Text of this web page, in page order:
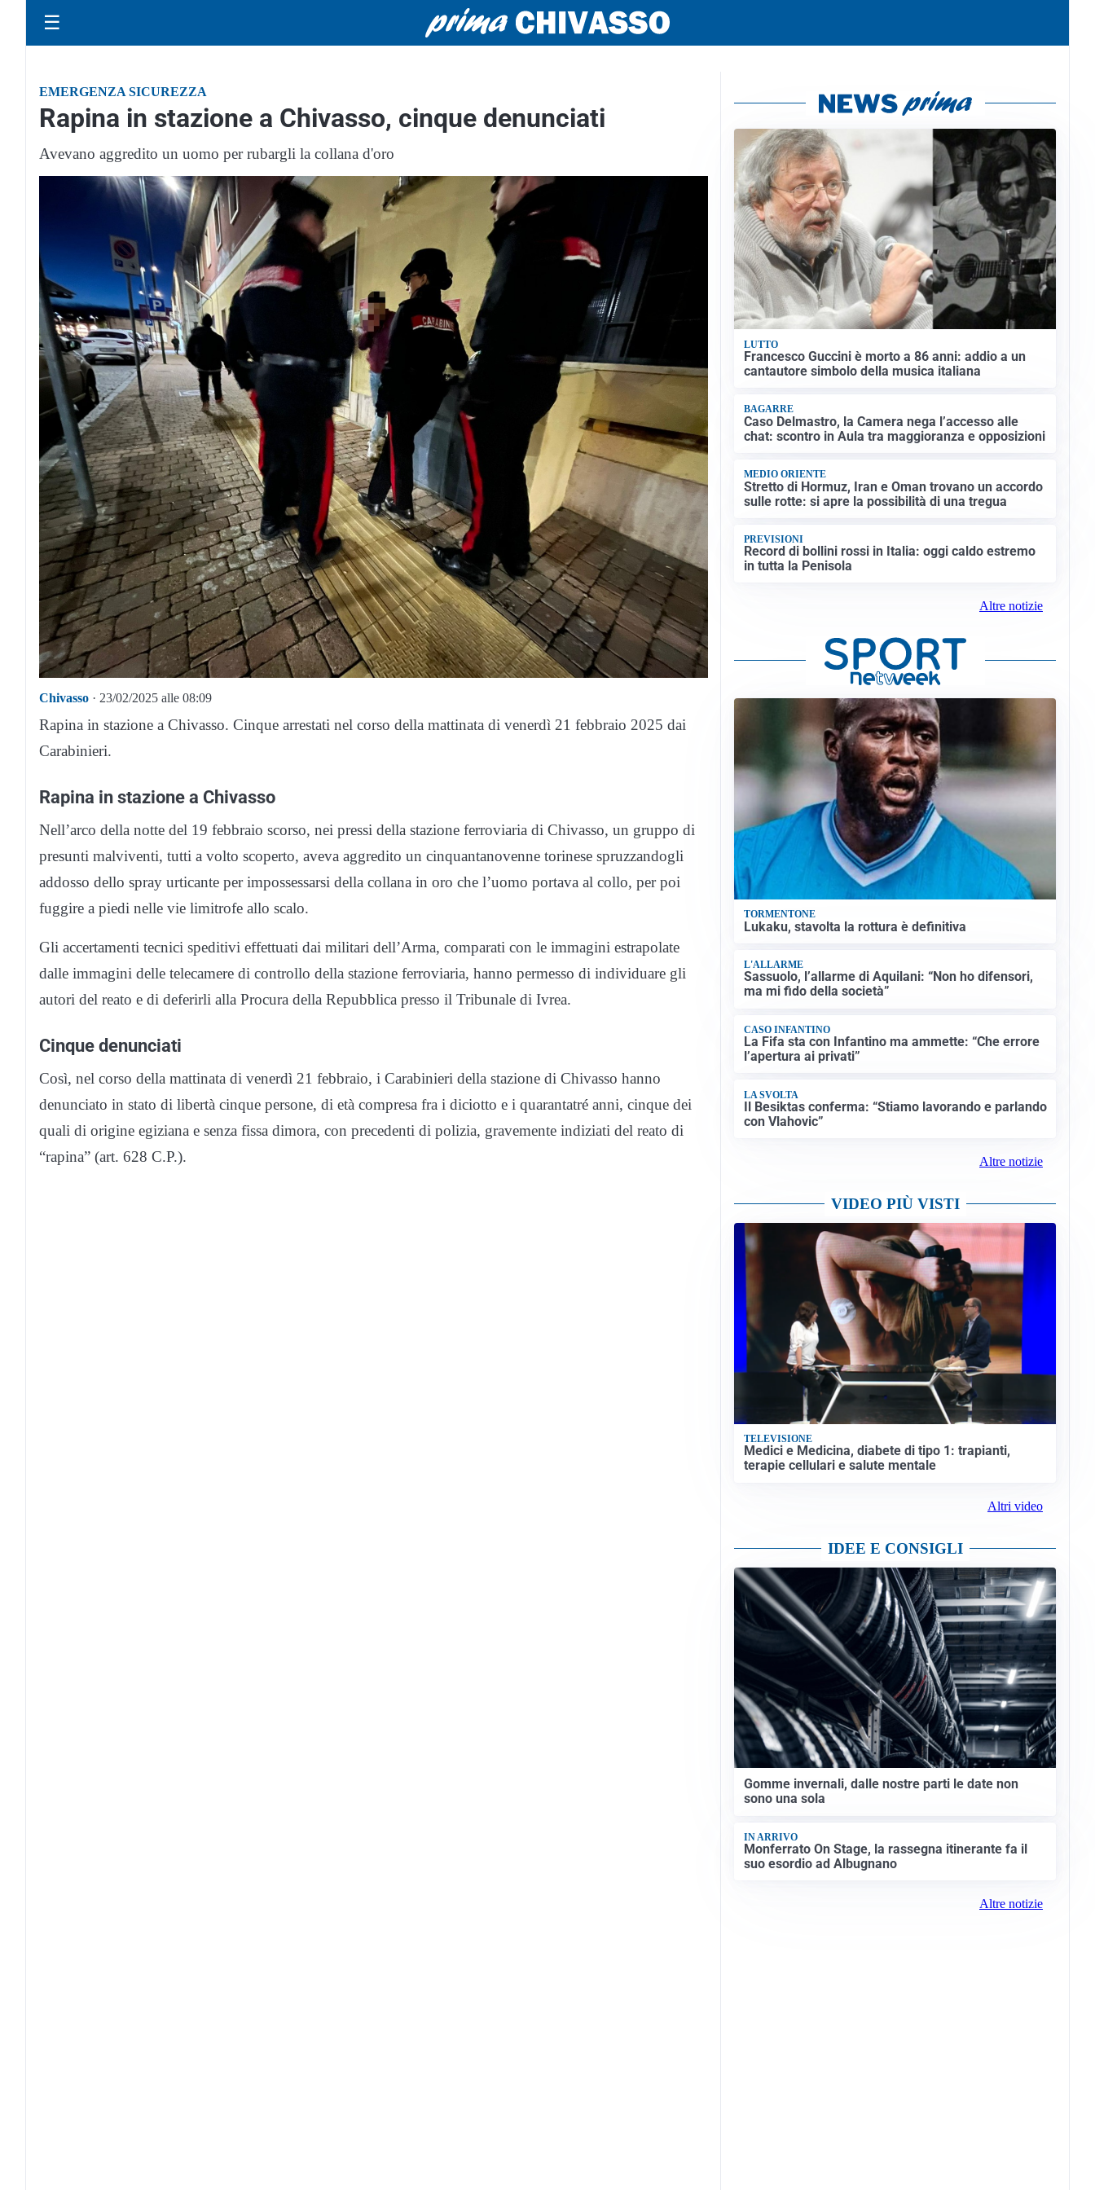
☰
EMERGENZA SICUREZZA
Rapina in stazione a Chivasso, cinque denunciati
Avevano aggredito un uomo per rubargli la collana d'oro
Chivasso · 23/02/2025 alle 08:09
Rapina in stazione a Chivasso. Cinque arrestati nel corso della mattinata di venerdì 21 febbraio 2025 dai
Carabinieri.
Rapina in stazione a Chivasso
Nell’arco della notte del 19 febbraio scorso, nei pressi della stazione ferroviaria di Chivasso, un gruppo di
presunti malviventi, tutti a volto scoperto, aveva aggredito un cinquantanovenne torinese spruzzandogli
addosso dello spray urticante per impossessarsi della collana in oro che l’uomo portava al collo, per poi
fuggire a piedi nelle vie limitrofe allo scalo.
Gli accertamenti tecnici speditivi effettuati dai militari dell’Arma, comparati con le immagini estrapolate
dalle immagini delle telecamere di controllo della stazione ferroviaria, hanno permesso di individuare gli
autori del reato e di deferirli alla Procura della Repubblica presso il Tribunale di Ivrea.
Cinque denunciati
Così, nel corso della mattinata di venerdì 21 febbraio, i Carabinieri della stazione di Chivasso hanno
denunciato in stato di libertà cinque persone, di età compresa fra i diciotto e i quarantatré anni, cinque dei
quali di origine egiziana e senza fissa dimora, con precedenti di polizia, gravemente indiziati del reato di
“rapina” (art. 628 C.P.).
LUTTO
Francesco Guccini è morto a 86 anni: addio a un
cantautore simbolo della musica italiana
BAGARRE
Caso Delmastro, la Camera nega l’accesso alle
chat: scontro in Aula tra maggioranza e opposizioni
MEDIO ORIENTE
Stretto di Hormuz, Iran e Oman trovano un accordo
sulle rotte: si apre la possibilità di una tregua
PREVISIONI
Record di bollini rossi in Italia: oggi caldo estremo
in tutta la Penisola
Altre notizie
TORMENTONE
Lukaku, stavolta la rottura è definitiva
L'ALLARME
Sassuolo, l’allarme di Aquilani: “Non ho difensori,
ma mi fido della società”
CASO INFANTINO
La Fifa sta con Infantino ma ammette: “Che errore
l’apertura ai privati”
LA SVOLTA
Il Besiktas conferma: “Stiamo lavorando e parlando
con Vlahovic”
Altre notizie
VIDEO PIÙ VISTI
TELEVISIONE
Medici e Medicina, diabete di tipo 1: trapianti,
terapie cellulari e salute mentale
Altri video
IDEE E CONSIGLI
Gomme invernali, dalle nostre parti le date non
sono una sola
IN ARRIVO
Monferrato On Stage, la rassegna itinerante fa il
suo esordio ad Albugnano
Altre notizie